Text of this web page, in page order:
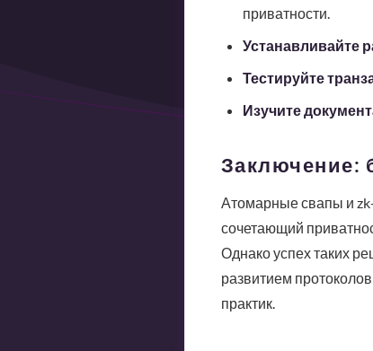
приватности.
Устанавливайте
Тестируйте
Изучите
Заключение:
Атомарные свапы и
сочетающий
Однако успех таких
развитием
практик.